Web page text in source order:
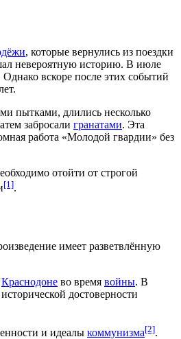
, которые вернулись из поездки
невероятную историю. В июле
вскоре после этих событий
пытками, длились несколько
забросали гранатами. Эта
работа «Молодой гвардии» без
отойти от строгой
[1].
имеет разветвлённую
Краснодоне во время войны. В
достоверности
и идеалы коммунизма[2].